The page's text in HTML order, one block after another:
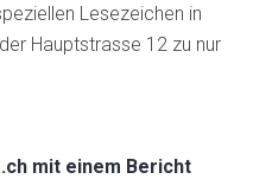
Lesezeichen in
Hauptstrasse 12 zu nur
mit einem Bericht